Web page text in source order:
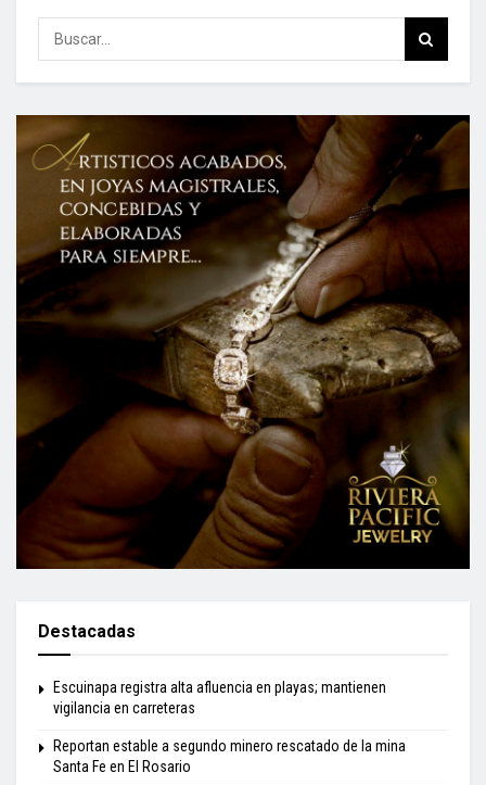
Destacadas
Escuinapa registra alta afluencia en playas; mantienen
vigilancia en carreteras
Reportan estable a segundo minero rescatado de la mina
Santa Fe en El Rosario